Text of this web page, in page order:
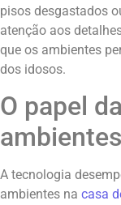
pisos desgastados
atenção aos
que os ambientes
dos idosos.
O papel
A tecnologia
ambientes na casa